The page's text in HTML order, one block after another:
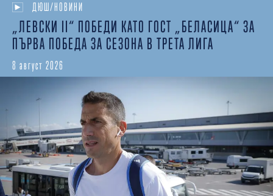
ДЮШ/НОВИНИ
„ЛЕВСКИ II“ ПОБЕДИ КАТО ГОСТ „БЕЛАСИЦА“ ЗА
ПЪРВА ПОБЕДА ЗА СЕЗОНА В ТРЕТА ЛИГА
8 август 2026